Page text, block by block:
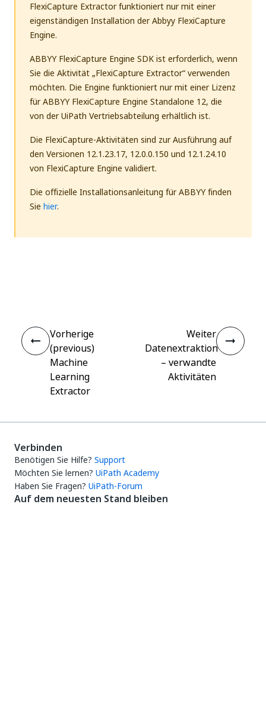
FlexiCapture Extractor funktioniert nur mit einer
eigenständigen Installation der Abbyy FlexiCapture
Engine.
ABBYY FlexiCapture Engine SDK ist erforderlich, wenn
Sie die Aktivität „FlexiCapture Extractor“ verwenden
möchten. Die Engine funktioniert nur mit einer Lizenz
für ABBYY FlexiCapture Engine Standalone 12, die
von der UiPath Vertriebsabteilung erhältlich ist.
Die FlexiCapture-Aktivitäten sind zur Ausführung auf
den Versionen 12.1.23.17, 12.0.0.150 und 12.1.24.10
von FlexiCapture Engine validiert.
Die offizielle Installationsanleitung für ABBYY finden
Sie hier.
Vorherige
(previous)
Machine
Learning
Extractor
Weiter
Datenextraktion
– verwandte
Aktivitäten
Verbinden
Benötigen Sie Hilfe? Support
Möchten Sie lernen? UiPath Academy
Haben Sie Fragen? UiPath-Forum
Auf dem neuesten Stand bleiben